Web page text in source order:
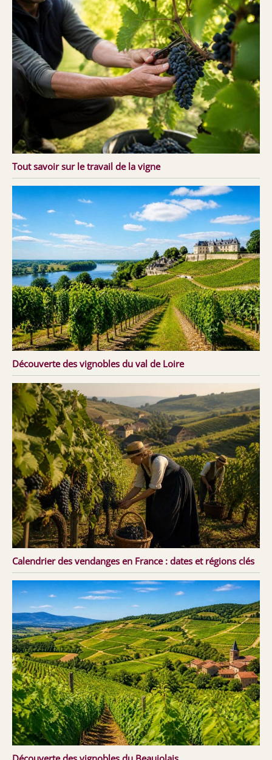
Tout savoir sur le travail de la vigne
Découverte des vignobles du val de Loire
Calendrier des vendanges en France : dates et régions clés